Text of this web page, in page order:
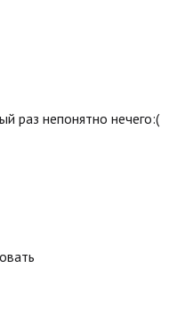
раз непонятно нечего:(